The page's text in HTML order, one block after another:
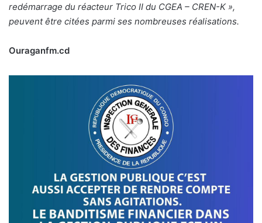
redémarrage du réacteur Trico II du CGEA – CREN-K »,
peuvent être citées parmi ses nombreuses réalisations.
Ouraganfm.cd